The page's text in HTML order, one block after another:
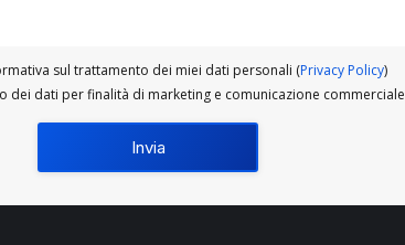
sul trattamento dei miei dati personali (Privacy Policy)
dei dati per finalità di marketing e comunicazione commerciale